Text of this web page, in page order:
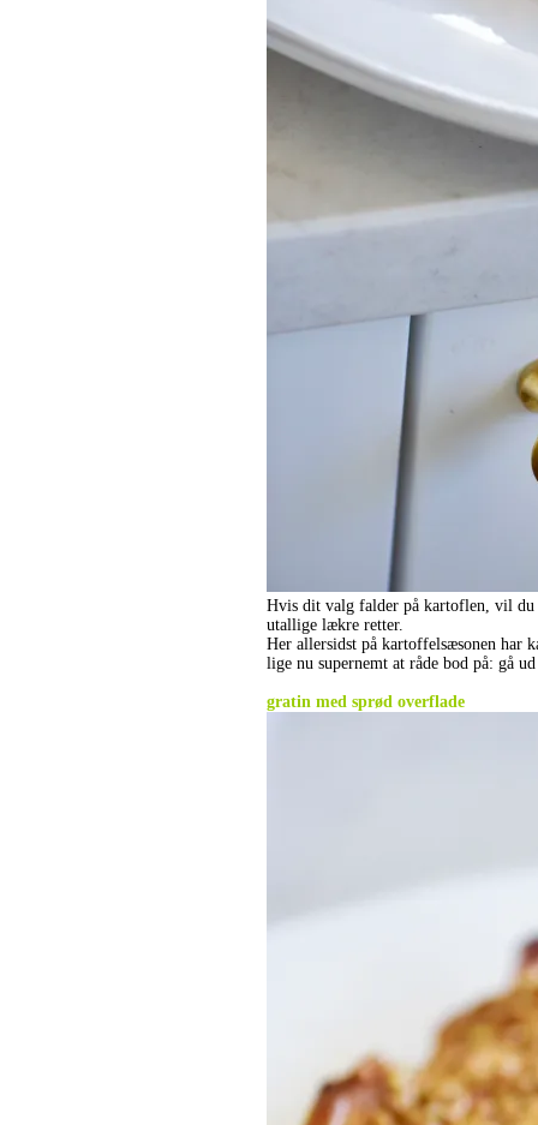
Hvis dit valg falder på kartoflen, vil
utallige lækre retter.
Her allersidst på kartoffelsæsonen har
lige nu supernemt at råde bod på: gå
gratin med sprød overflade